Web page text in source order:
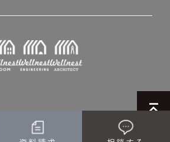
© WELLNEST HOME